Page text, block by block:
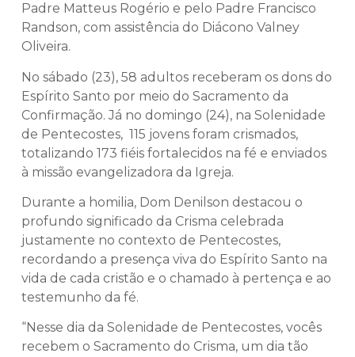
Padre Matteus Rogério e pelo Padre Francisco
Randson, com assistência do Diácono Valney
Oliveira.
No sábado (23), 58 adultos receberam os dons do
Espírito Santo por meio do Sacramento da
Confirmação. Já no domingo (24), na Solenidade
de Pentecostes, 115 jovens foram crismados,
totalizando 173 fiéis fortalecidos na fé e enviados
à missão evangelizadora da Igreja.
Durante a homilia, Dom Denilson destacou o
profundo significado da Crisma celebrada
justamente no contexto de Pentecostes,
recordando a presença viva do Espírito Santo na
vida de cada cristão e o chamado à pertença e ao
testemunho da fé.
“Nesse dia da Solenidade de Pentecostes, vocês
recebem o Sacramento do Crisma, um dia tão